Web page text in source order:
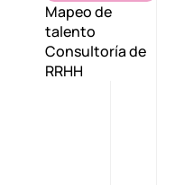
Mapeo de
talento
Consultoría de
RRHH